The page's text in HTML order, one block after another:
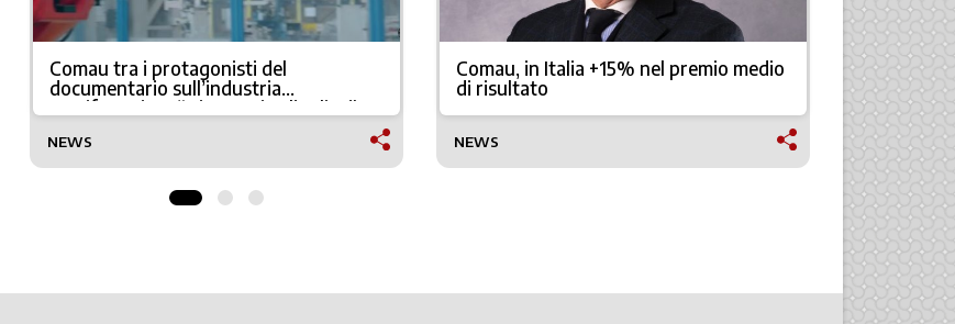
Comau tra i protagonisti del
documentario sull’industria
manifatturiera “Di cosa vive l’Italia?”
NEWS
Comau, in Italia +15% nel premio medio
di risultato
NEWS
Comau:
soluzioni
SETTORI